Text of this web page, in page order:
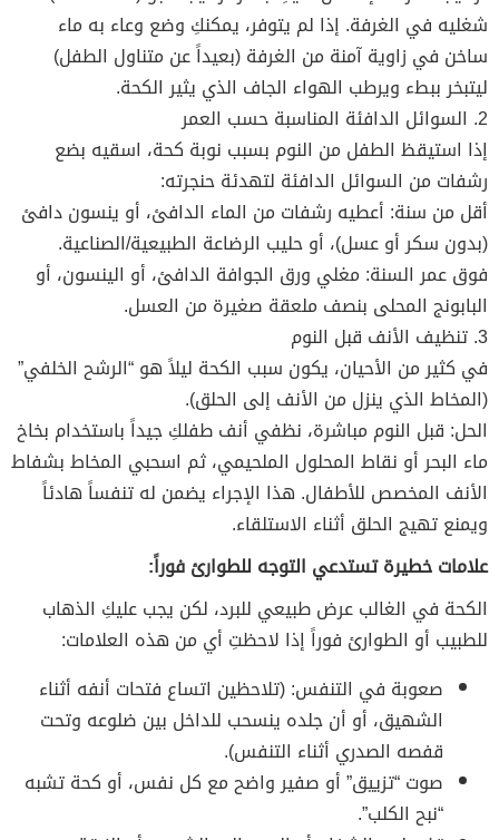
شغليه في الغرفة. إذا لم يتوفر، يمكنكِ وضع وعاء به ماء
ساخن في زاوية آمنة من الغرفة (بعيداً عن متناول الطفل)
ليتبخر ببطء ويرطب الهواء الجاف الذي يثير الكحة.
2. السوائل الدافئة المناسبة حسب العمر
إذا استيقظ الطفل من النوم بسبب نوبة كحة، اسقيه بضع
رشفات من السوائل الدافئة لتهدئة حنجرته:
أقل من سنة: أعطيه رشفات من الماء الدافئ، أو ينسون دافئ
(بدون سكر أو عسل)، أو حليب الرضاعة الطبيعية/الصناعية.
فوق عمر السنة: مغلي ورق الجوافة الدافئ، أو الينسون، أو
البابونج المحلى بنصف ملعقة صغيرة من العسل.
3. تنظيف الأنف قبل النوم
في كثير من الأحيان، يكون سبب الكحة ليلاً هو “الرشح الخلفي”
(المخاط الذي ينزل من الأنف إلى الحلق).
الحل: قبل النوم مباشرة، نظفي أنف طفلكِ جيداً باستخدام بخاخ
ماء البحر أو نقاط المحلول الملحيمي، ثم اسحبي المخاط بشفاط
الأنف المخصص للأطفال. هذا الإجراء يضمن له تنفساً هادئاً
ويمنع تهيج الحلق أثناء الاستلقاء.
علامات خطيرة تستدعي التوجه للطوارئ فوراً:
الكحة في الغالب عرض طبيعي للبرد، لكن يجب عليكِ الذهاب
للطبيب أو الطوارئ فوراً إذا لاحظتِ أي من هذه العلامات:
صعوبة في التنفس: (تلاحظين اتساع فتحات أنفه أثناء
الشهيق، أو أن جلده ينسحب للداخل بين ضلوعه وتحت
قفصه الصدري أثناء التنفس).
صوت “تزييق” أو صفير واضح مع كل نفس، أو كحة تشبه
“نبح الكلب”.